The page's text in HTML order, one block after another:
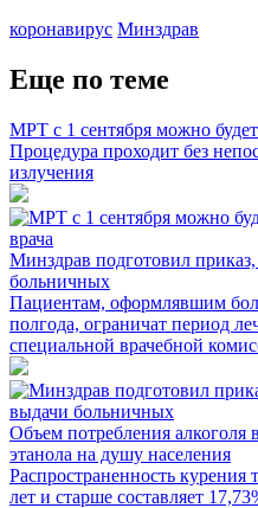
коронавирус Минздрав
Еще по теме
МРТ с 1 сентября можно будет
Процедура проходит без
излучения
Минздрав подготовил
больничных
Пациентам, оформлявшим
полгода, ограничат период
специальной врачебной
Объем потребления алкоголя
этанола на душу населения
Распространенность курения
лет и старше составляет